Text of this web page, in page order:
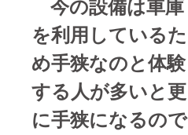
今の設備は車庫
を利用しているた
め手狭なのと体験
する人が多いと更
に手狭になるので